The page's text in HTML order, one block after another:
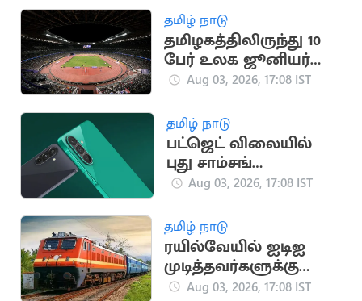
வரலாறு
தமிழ் நாடு
தமிழகத்திலிருந்து 10
பேர் உலக ஜூனியர்
தடகள அணிக்கு
Aug 03, 2026, 17:08 IST
தமிழ் நாடு
பட்ஜெட் விலையில்
புது சாம்சங்
ஸ்மார்ட்போன்
Aug 03, 2026, 17:08 IST
தமிழ் நாடு
ரயில்வேயில் ஐடிஐ
முடித்தவர்களுக்கு
அப்ரண்டிஸ் பயிற்சி
Aug 03, 2026, 17:08 IST